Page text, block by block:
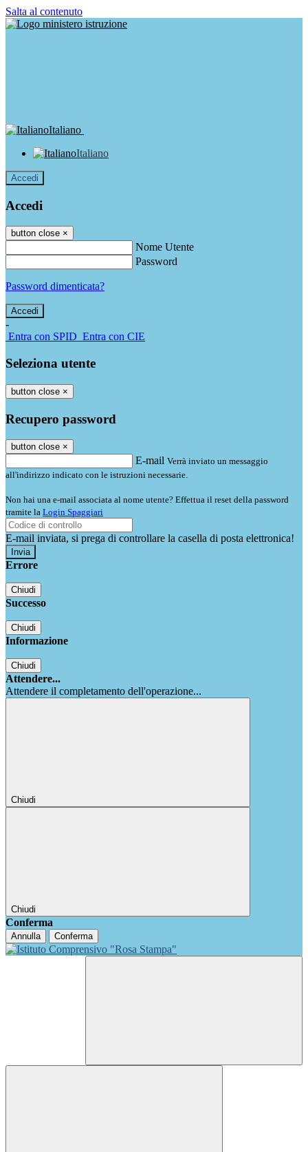
Salta al contenuto
Italiano
Italiano
Accedi
Accedi
button close ×
Nome Utente
Password
Password dimenticata?
-
Entra con SPID Entra con CIE
Seleziona utente
button close ×
Recupero password
button close ×
E-mail Verrà inviato un messaggio
all'indirizzo indicato con le istruzioni necessarie.
Non hai una e-mail associata al nome utente? Effettua il reset della password
tramite la Login Spaggiari
E-mail inviata, si prega di controllare la casella di posta elettronica!
Errore
Chiudi
Successo
Chiudi
Informazione
Chiudi
Attendere...
Attendere il completamento dell'operazione...
Chiudi
Chiudi
Conferma
Annulla Conferma